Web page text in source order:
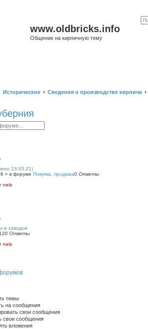
www.oldbricks.info
Общение на кирпичную тему
Историческое Сведения о производстве кирпича
23.05.21)
» в форуме Покупка, продажа0 Ответы
nels
и заводов
0 Ответы
nels
темы
на сообщения
свои сообщения
свои сообщения
вложения